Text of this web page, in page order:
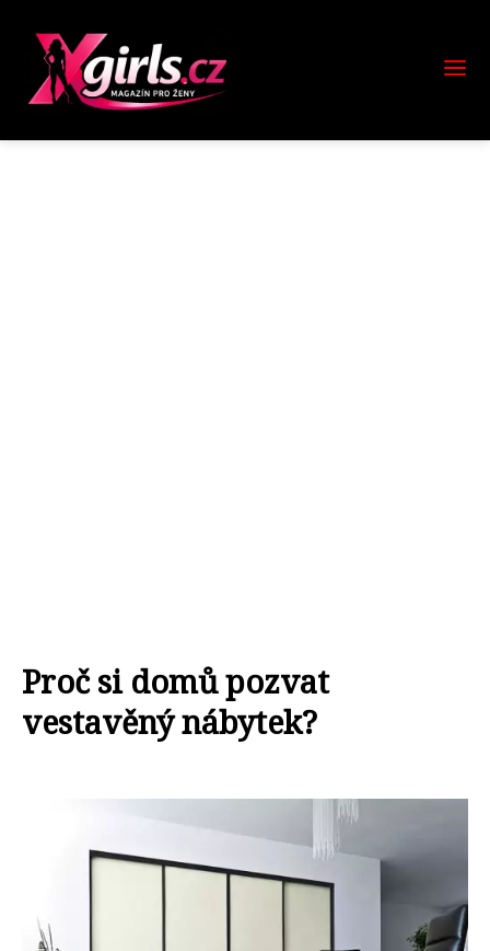
Proč si domů pozvat
vestavěný nábytek?